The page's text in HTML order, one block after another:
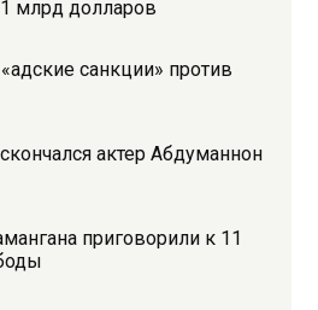
млрд долларов
санкции» против
актер Абдуманнон
приговорили к 11